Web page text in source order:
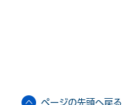
ページの先頭へ戻る